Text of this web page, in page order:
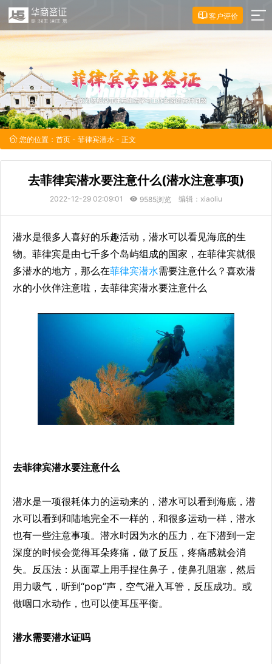
客户评价
您的位置： 首页 - 菲律宾潜水 - 正文
去菲律宾潜水要注意什么(潜水注意事项)
2022-12-29 02:09:01 9585浏览 编辑：xiaoliu
潜水是很多人喜好的乐趣活动，潜水可以看见海底的生
物。菲律宾是由七千多个岛屿组成的国家，在菲律宾就很
多潜水的地方，那么在菲律宾潜水需要注意什么？喜欢潜
水的小伙伴注意啦，去菲律宾潜水要注意什么
去菲律宾潜水要注意什么
潜水是一项很耗体力的运动来的，潜水可以看到海底，潜
水可以看到和陆地完全不一样的，和很多运动一样，潜水
也有一些注意事项。潜水时因为水的压力，在下潜到一定
深度的时候会觉得耳朵疼痛，做了反压，疼痛感就会消
失。反压法：从面罩上用手捏住鼻子，使鼻孔阻塞，然后
用力吸气，听到“pop”声，空气灌入耳管，反压成功。或
做咽口水动作，也可以使耳压平衡。
潜水需要潜水证吗